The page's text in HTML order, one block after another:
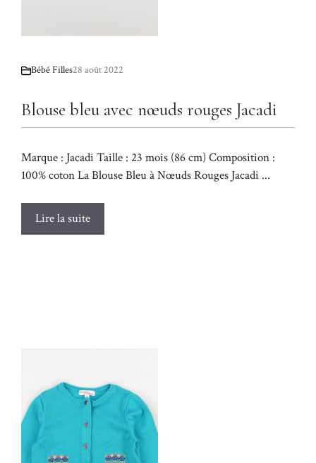
Bébé Filles28 août 2022
Blouse bleu avec nœuds rouges Jacadi
Marque : Jacadi Taille : 23 mois (86 cm) Composition :
100% coton La Blouse Bleu à Nœuds Rouges Jacadi ...
Lire la suite